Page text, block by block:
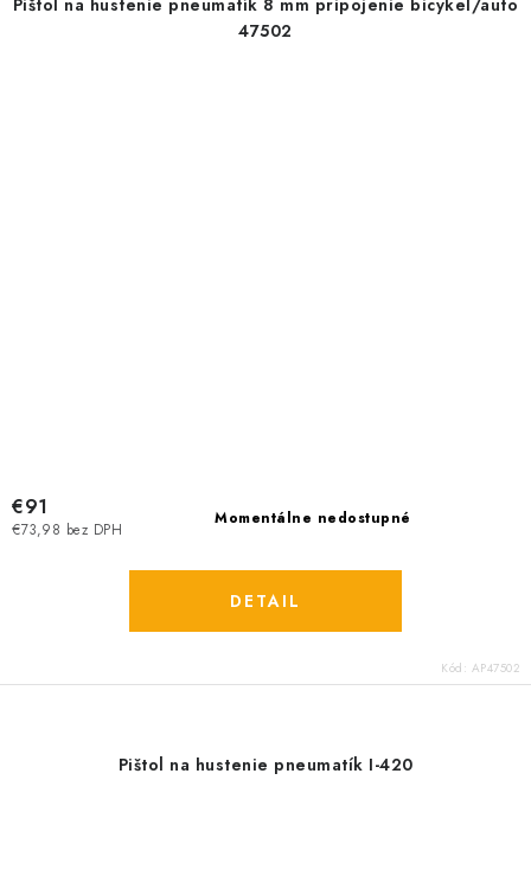
47502
Momentálne nedostupné
€73,98 bez DPH
€91
DETAIL
Kód: AP47502
Pištol na hustenie pneumatík I-420